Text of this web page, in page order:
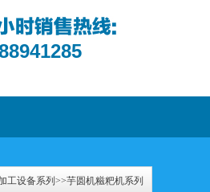
工设备系列 >>芋圆机糍粑机系列